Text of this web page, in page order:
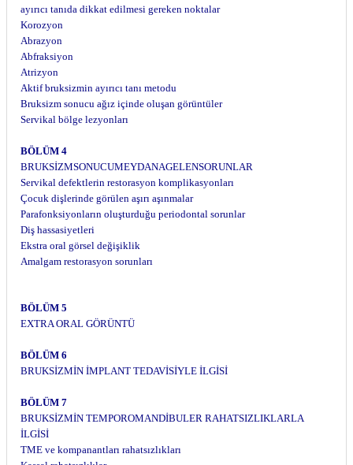
ayırıcı tanıda dikkat edilmesi gereken noktalar
Korozyon
Abrazyon
Abfraksiyon
Atrizyon
Aktif bruksizmin ayırıcı tanı metodu
Bruksizm sonucu ağız içinde oluşan görüntüler
Servikal bölge lezyonları
BÖLÜM 4
BRUKSİZMSONUCUMEYDANAGELENSORUNLAR
Servikal defektlerin restorasyon komplikasyonları
Çocuk dişlerinde görülen aşırı aşınmalar
Parafonksiyonların oluşturduğu periodontal sorunlar
Diş hassasiyetleri
Ekstra oral görsel değişiklik
Amalgam restorasyon sorunları
BÖLÜM 5
EXTRA ORAL GÖRÜNTÜ
BÖLÜM 6
BRUKSİZMİN İMPLANT TEDAVİSİYLE İLGİSİ
BÖLÜM 7
BRUKSİZMİN TEMPOROMANDİBULER RAHATSIZLIKLARLA
İLGİSİ
TME ve kompanantları rahatsızlıkları